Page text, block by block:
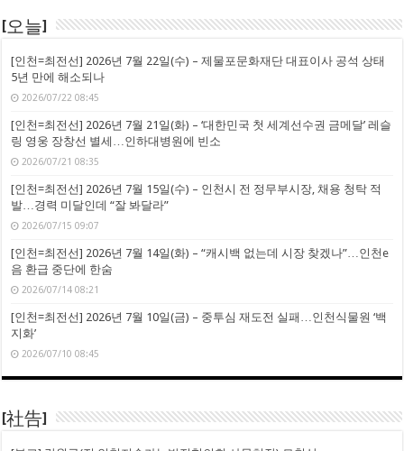
[오늘]
[인천=최전선] 2026년 7월 22일(수) – 제물포문화재단 대표이사 공석 상태
5년 만에 해소되나
2026/07/22 08:45
[인천=최전선] 2026년 7월 21일(화) – ‘대한민국 첫 세계선수권 금메달’ 레슬
링 영웅 장창선 별세…인하대병원에 빈소
2026/07/21 08:35
[인천=최전선] 2026년 7월 15일(수) – 인천시 전 정무부시장, 채용 청탁 적
발…경력 미달인데 “잘 봐달라”
2026/07/15 09:07
[인천=최전선] 2026년 7월 14일(화) – “캐시백 없는데 시장 찾겠나”…인천e
음 환급 중단에 한숨
2026/07/14 08:21
[인천=최전선] 2026년 7월 10일(금) – 중투심 재도전 실패…인천식물원 ‘백
지화’
2026/07/10 08:45
[社告]